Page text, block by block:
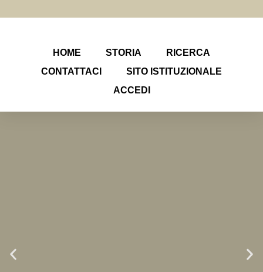
HOME STORIA
RICERCA
CONTATTACI
SITO ISTITUZIONALE
ACCEDI